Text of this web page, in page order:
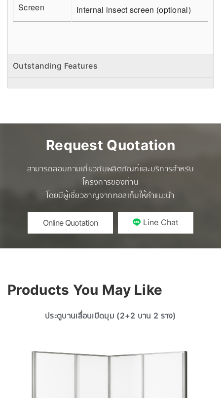
Screen
Internal insect screen (optional)
Outstanding Features
Request Quotation
สามารถสอบถามเกี่ยวกับผลิตภัณฑ์และบริการสำหรับ
โครงการของท่าน
โดยมีผู้เชี่ยวชาญจากทอสเท็มให้คำแนะนำ
Online Quotation Line Chat
Products You May Like
ประตูบานเลื่อนเปิดมุม (2+2 บาน 2 ราง)